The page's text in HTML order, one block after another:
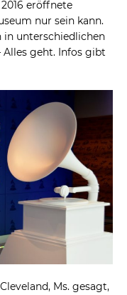
eröffnete
nur sein kann.
in unterschiedlichen
Alles geht. Infos gibt
Ms. gesagt,